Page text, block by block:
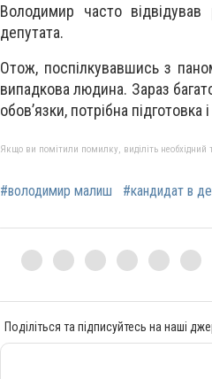
Володимир часто відвідував
депутата.
Отож, поспілкувавшись з
випадкова людина. Зараз
обов’язки, потрібна підготовка
Якщо ви помітили помилку, виділіть необхідний
#володимир малиш #кандидат в
Поділіться та підписуйтесь на наші